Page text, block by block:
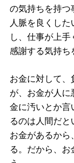
の気持ちを持つ
人脈を良くし
し、仕事が上
感謝する気持ち
お金に対して、
が、お金が人に
金に汚いとか言
るのは人間だと
お金があるか
る。だから、お